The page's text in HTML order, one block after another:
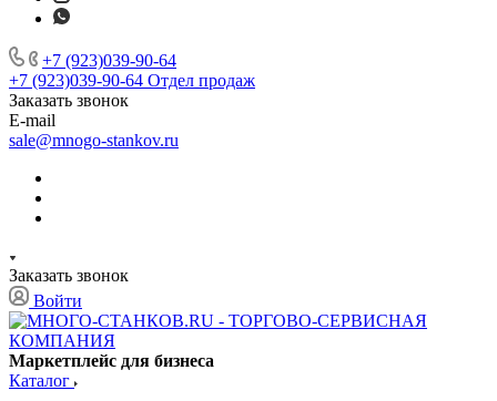
+7 (923)039-90-64
+7 (923)039-90-64 Отдел продаж
Заказать звонок
E-mail
sale@mnogo-stankov.ru
Заказать звонок
Войти
Маркетплейс для бизнеса
Каталог